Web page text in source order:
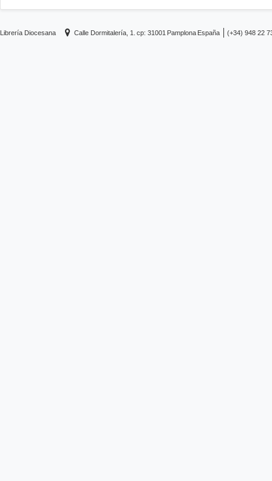
Librería Diocesana Calle Dormitalería, 1. cp: 31001 Pamplona España (+34) 948 22